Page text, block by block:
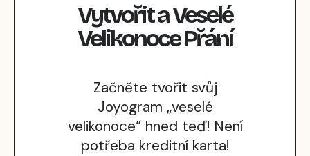
VytvořitaVeselé
VelikonocePřání
Začněte tvořit svůj
Joyogram „veselé
velikonoce“ hned teď! Není
potřeba kreditní karta!